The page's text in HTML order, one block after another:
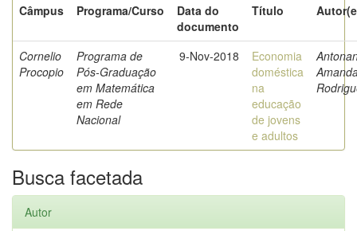
Câmpus
Programa/Curso
Data do
documento
Título
Cornelio
Procopio
Programa de
Pós-Graduação
em Matemática
em Rede
Nacional
9-Nov-2018
Economia
doméstica
na
educação
de jovens
e adultos
Busca facetada
Autor